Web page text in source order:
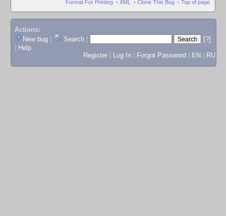
Format For Printing - XML - Clone This Bug - Top of page
Actions:
New bug
Search
[?]
Help
Register
Log In Forgot Password EN RU